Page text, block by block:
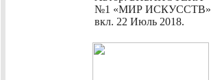
№1 «МИР ИСКУССТВ»
вкл. 22 Июль 2018.